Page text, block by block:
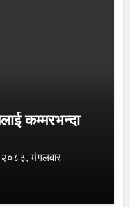
कम्मरभन्दा
मंगलवार